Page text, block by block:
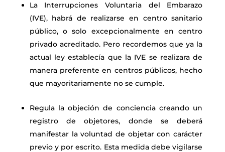
La Interrupciones Voluntaria del Embarazo
(IVE), habrá de realizarse en centro sanitario
público, o solo excepcionalmente en centro
privado acreditado. Pero recordemos que ya la
actual ley establecía que la IVE se realizara de
manera preferente en centros públicos, hecho
que mayoritariamente no se cumple.
Regula la objeción de conciencia creando un
registro de objetores, donde sedeberá
manifestar la voluntad de objetar con carácter
previo y por escrito. Esta medida debe vigilarse